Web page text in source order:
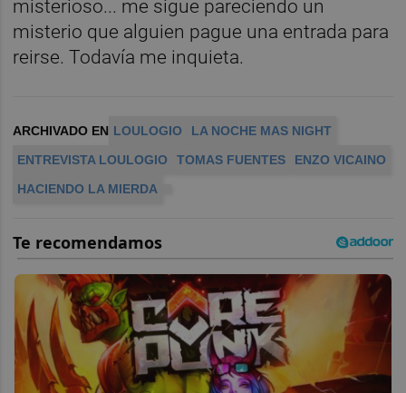
misterioso... me sigue pareciendo un
misterio que alguien pague una entrada para
reirse. Todavía me inquieta.
ARCHIVADO EN LOULOGIO
LA NOCHE MAS NIGHT
ENTREVISTA LOULOGIO
TOMAS FUENTES
ENZO VICAINO
HACIENDO LA MIERDA